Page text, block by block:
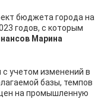
бюджета города на
годов, с которым
Марина
учетом изменений в
базы, темпов
на промышленную